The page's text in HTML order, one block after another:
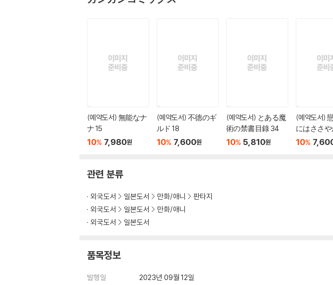
(예약도서) 無能なナ
ナ 15
10% 7,980원
(예약도서) 不德のギ
ルド 18
10% 7,600원
(예약도서) とある魔
術の禁書目錄 34
10% 5,810원
(예약도서)
にはささや
が 2
10%
관련 분류
외국도서 일본도서 만화/애니
판타지
외국도서
일본도서
만화/애니
외국도서
일본도서
품목정보
발행일
2023년 09월 12일